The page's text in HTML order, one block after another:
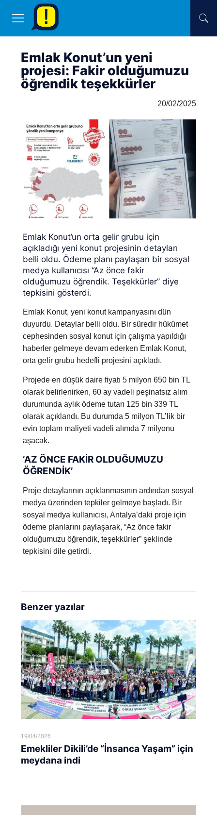
Emlak Konut’un yeni
projesi: Fakir olduğumuzu
öğrendik teşekkürler
20/02/2025
Emlak Konut’un orta gelir grubu için
açıkladığı yeni konut projesinin detayları
belli oldu. Ödeme planı paylaşan bir sosyal
medya kullanıcısı “Az önce fakir
olduğumuzu öğrendik. Teşekkürler” diye
tepkisini gösterdi.
Emlak Konut, yeni konut kampanyasını dün
duyurdu. Detaylar belli oldu. Bir süredir hükümet
cephesinden sosyal konut için çalışma yapıldığı
haberler gelmeye devam ederken Emlak Konut,
orta gelir grubu hedefli projesini açıkladı.
Projede en düşük daire fiyatı 5 milyon 650 bin TL
olarak belirlenirken, 60 ay vadeli peşinatsız alım
durumunda aylık ödeme tutarı 125 bin 339 TL
olarak açıklandı. Bu durumda 5 milyon TL’lik bir
evin toplam maliyeti vadeli alımda 7 milyonu
aşacak.
‘AZ ÖNCE FAKİR OLDUĞUMUZU
ÖĞRENDİK’
Proje detaylarının açıklanmasının ardından sosyal
medya üzerinden tepkiler gelmeye başladı. Bir
sosyal medya kullanıcısı, Antalya’daki proje için
ödeme planlarını paylaşarak, “Az önce fakir
olduğumuzu öğrendik, teşekkürler” şeklinde
tepkisini dile getirdi.
Benzer yazılar
19/04/2026
Emekliler Dikili’de “İnsanca Yaşam” için
meydana indi